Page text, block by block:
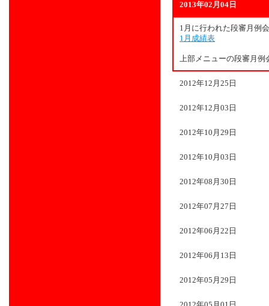
2013年02月04日
1月に行われた段審月例
1月成績表
上部メニューの段審月例
2012年12月25日
2012年12月03日
2012年10月29日
2012年10月03日
2012年08月30日
2012年07月27日
2012年06月22日
2012年06月13日
2012年05月29日